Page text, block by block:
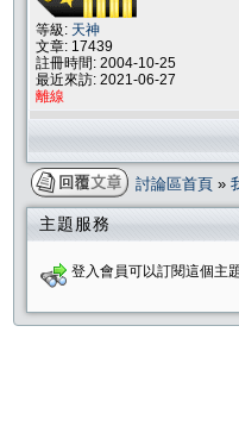
等級: 天神
文章: 17439
註冊時間: 2004-10-25
最近來訪: 2021-06-27
離線
討論區首頁 »
主題服務
登入會員可以訂閱這個主